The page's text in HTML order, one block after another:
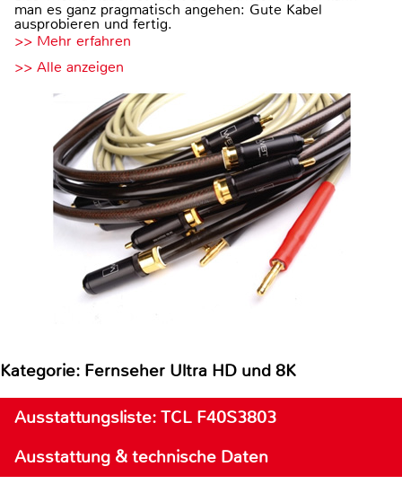
man es ganz pragmatisch angehen: Gute Kabel
ausprobieren und fertig.
>> Mehr erfahren
>> Alle anzeigen
Kategorie: Fernseher Ultra HD und 8K
Ausstattungsliste: TCL F40S3803
Ausstattung & technische Daten